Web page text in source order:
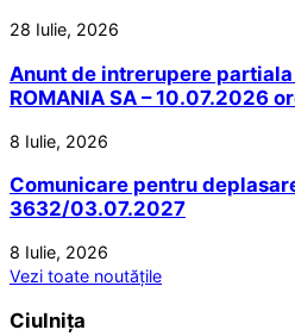
28 Iulie, 2026
Anunt de intrerupere partiala
ROMANIA SA – 10.07.2026
8 Iulie, 2026
Comunicare pentru
3632/03.07.2027
8 Iulie, 2026
Vezi toate noutățile
Ciulnița